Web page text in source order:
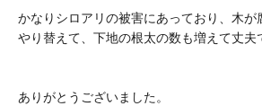
かなりシロアリの被害にあっており、木が
やり替えて、下地の根太の数も増えて丈夫
ありがとうございました。